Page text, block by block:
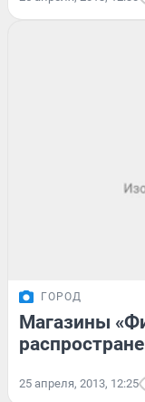
ГОРОД
Магазины
25 апреля, 2013, 12:25